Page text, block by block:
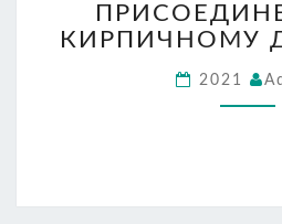
К
КИРПИЧНОМУ
2021